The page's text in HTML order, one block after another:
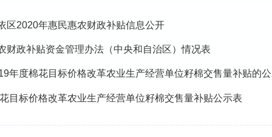
区2020年惠民惠农财政补贴信息公开
财政补贴资金管理办法（中央和自治区）情况表
年度棉花目标价格改革农业生产经营单位籽棉交售量补贴的
目标价格改革农业生产经营单位籽棉交售量补贴公示表